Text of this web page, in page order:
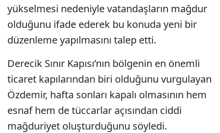
yükselmesi nedeniyle vatandaşların mağdur
olduğunu ifade ederek bu konuda yeni bir
düzenleme yapılmasını talep etti.
Derecik Sınır Kapısı’nın bölgenin en önemli
ticaret kapılarından biri olduğunu vurgulayan
Özdemir, hafta sonları kapalı olmasının hem
esnaf hem de tüccarlar açısından ciddi
mağduriyet oluşturduğunu söyledi.